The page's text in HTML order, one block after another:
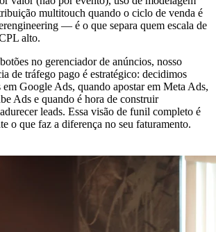
multitouch quando o ciclo de venda é
— é o que separa quem escala de
alto.
no gerenciador de anúncios, nosso
de tráfego pago é estratégico: decidimos
Google Ads, quando apostar em Meta Ads,
Ads e quando é hora de construir
leads. Essa visão de funil completo é
o que faz a diferença no seu faturamento.